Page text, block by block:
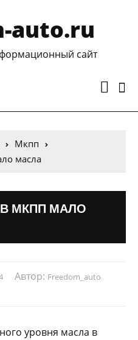
auto.ru
сайт
Мкпп
масла
МКПП МАЛО
Автор: Freedom_auto
уровня масла в